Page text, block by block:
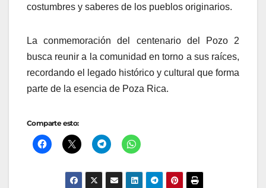
costumbres y saberes de los pueblos originarios.
La conmemoración del centenario del Pozo 2
busca reunir a la comunidad en torno a sus raíces,
recordando el legado histórico y cultural que forma
parte de la esencia de Poza Rica.
Comparte esto: